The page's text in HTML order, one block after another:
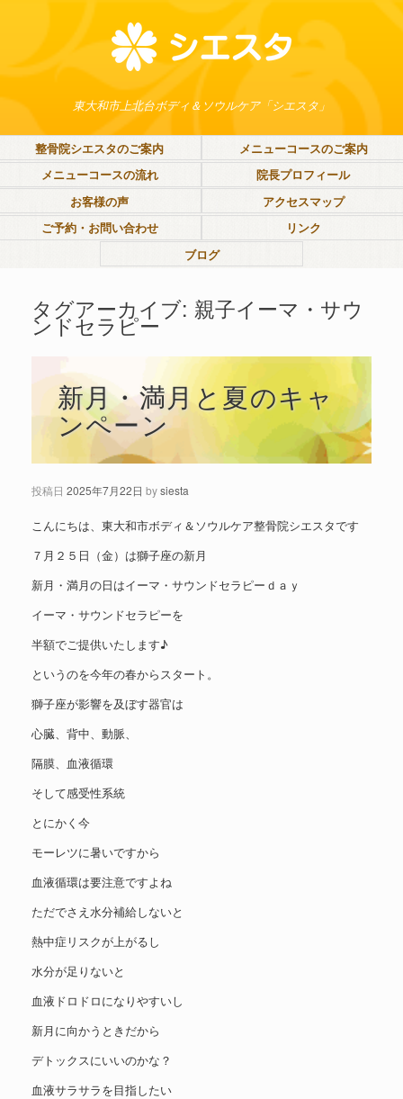
東大和市上北台ボディ＆ソウルケア「シエスタ」
整骨院シエスタのご案内
メニューコースのご案内
メニューコースの流れ
院長プロフィール
お客様の声
アクセスマップ
ご予約・お問い合わせ
リンク
ブログ
タグアーカイブ: 親子イーマ・サウ
ンドセラピー
新月・満月と夏のキャ
ンペーン
投稿日 2025年7月22日 bysiesta
こんにちは、東大和市ボディ＆ソウルケア整骨院シエスタです
７月２５日（金）は獅子座の新月
新月・満月の日はイーマ・サウンドセラピーｄａｙ
イーマ・サウンドセラピーを
半額でご提供いたします♪
というのを今年の春からスタート。
獅子座が影響を及ぼす器官は
心臓、背中、動脈、
隔膜、血液循環
そして感受性系統
とにかく今
モーレツに暑いですから
血液循環は要注意ですよね
ただでさえ水分補給しないと
熱中症リスクが上がるし
水分が足りないと
血液ドロドロになりやすいし
新月に向かうときだから
デトックスにいいのかな？
血液サラサラを目指したい